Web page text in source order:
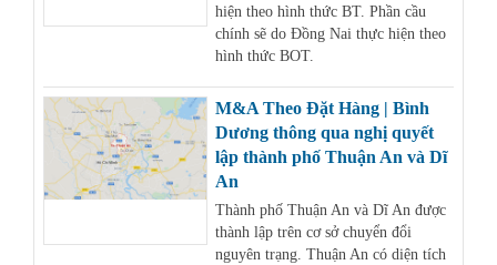
hiện theo hình thức BT. Phần cầu
chính sẽ do Đồng Nai thực hiện theo
hình thức BOT.
M&A Theo Đặt Hàng | Bình
Dương thông qua nghị quyết
lập thành phố Thuận An và Dĩ
An
Thành phố Thuận An và Dĩ An được
thành lập trên cơ sở chuyển đổi
nguyên trạng. Thuận An có diện tích